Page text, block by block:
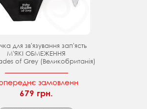
для зв'язування зап'ясть
М'ЯКІ ОБМЕЖЕННЯ
of Grey (Великобританія)
замовленн
679 грн.